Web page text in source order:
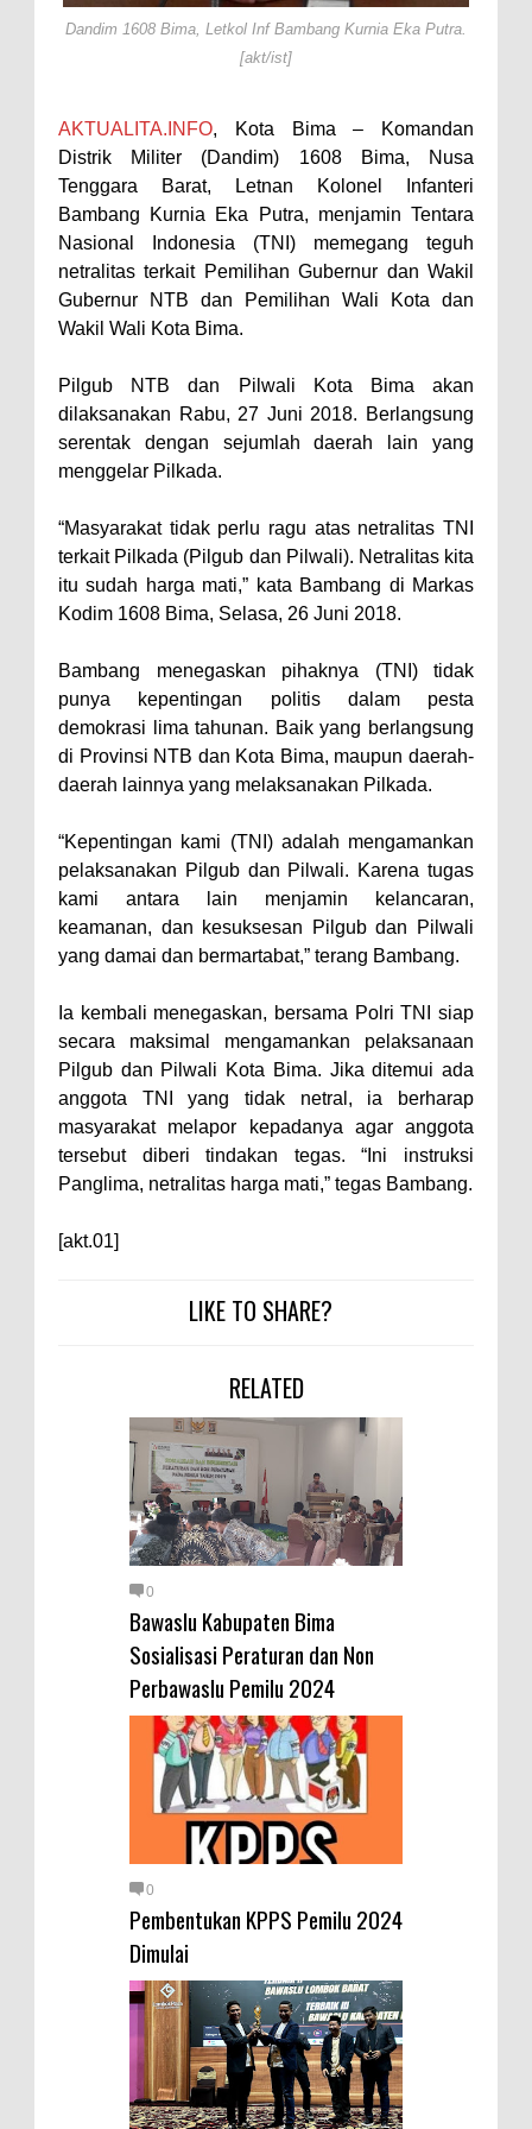
Kejari dan Kodim 1608
Nobar Piala Dunia Argentina vs
Antusiasnya Warga dan Polisi
Nobar Bareng Laga Prancis vs
Spanyol di Mapolres Bima
Wali Kota Bima Tinjau Finalisasi
Pembangunan RSUD Kota Bima,
Pastikan Pemindahan Layanan
Polres Bima Bantu Warga Padolo
Atasi Krisis Air Bersih
Warga Tidak Layak Huni di
Kelurahan Oi Mbo, Dorong
Percepatan Bantuan BSPS
Konsultasikan Usulan Inpres
Jalan Daerah 2026 dan
Persiapan DAK 2027 ke BPJN
NTB
dan Penguatan Kolaborasi
Wali Kota Bima Hadiri Rakornas
Kelautan dan Perikanan
Pemkot Jawab Pandangan
Umum Fraksi DPRD terhadap
Raperda Pertanggungjawaban
Pelaksanaan APBD Kota Bima
Pimpin Upacara HUT
Bhayangkara Ke-80, Kapolres
Bima: Jadikan Tugas Sebagai
Kapolres Bima Pimpin Kenaikan
Bakti Sosial Bhayangkara Ke-80,
Satsamapta Polres Bima Bantu
Warga Dena Hadapi Krisis Air
Bersih
Polsek Bolo Bongkar Peredaran
Diamankan Bersama 23 Poket
Sabu Siap Edar
SIGAPUAN dan Ikhtiar Kota Bima
Menjemput Korban Kekerasan
Dandim 1608 Bima, Letkol Inf Bambang Kurnia Eka Putra.
[akt/ist]
AKTUALITA.INFO, Kota Bima – Komandan
Distrik Militer (Dandim) 1608 Bima, Nusa
Tenggara Barat, Letnan Kolonel Infanteri
Bambang Kurnia Eka Putra, menjamin Tentara
Nasional Indonesia (TNI) memegang teguh
netralitas terkait Pemilihan Gubernur dan Wakil
Gubernur NTB dan Pemilihan Wali Kota dan
Wakil Wali Kota Bima.
Pilgub NTB dan Pilwali Kota Bima akan
dilaksanakan Rabu, 27 Juni 2018. Berlangsung
serentak dengan sejumlah daerah lain yang
menggelar Pilkada.
“Masyarakat tidak perlu ragu atas netralitas TNI
terkait Pilkada (Pilgub dan Pilwali). Netralitas kita
itu sudah harga mati,” kata Bambang di Markas
Kodim 1608 Bima, Selasa, 26 Juni 2018.
Bambang menegaskan pihaknya (TNI) tidak
punya kepentingan politis dalam pesta
demokrasi lima tahunan. Baik yang berlangsung
di Provinsi NTB dan Kota Bima, maupun daerah-
daerah lainnya yang melaksanakan Pilkada.
“Kepentingan kami (TNI) adalah mengamankan
pelaksanakan Pilgub dan Pilwali. Karena tugas
kami antara lain menjamin kelancaran,
keamanan, dan kesuksesan Pilgub dan Pilwali
yang damai dan bermartabat,” terang Bambang.
Ia kembali menegaskan, bersama Polri TNI siap
secara maksimal mengamankan pelaksanaan
Pilgub dan Pilwali Kota Bima. Jika ditemui ada
anggota TNI yang tidak netral, ia berharap
masyarakat melapor kepadanya agar anggota
tersebut diberi tindakan tegas. “Ini instruksi
Panglima, netralitas harga mati,” tegas Bambang.
[akt.01]
LIKE TO SHARE?
RELATED
0
Bawaslu Kabupaten Bima
Sosialisasi Peraturan dan Non
Perbawaslu Pemilu 2024
0
Pembentukan KPPS Pemilu 2024
Dimulai